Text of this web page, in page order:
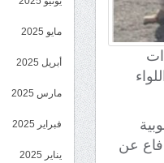
13 صاعقة، واللواء
عن
مايو 2025
أبريل 2025
مارس 2025
فبراير 2025
يناير 2025